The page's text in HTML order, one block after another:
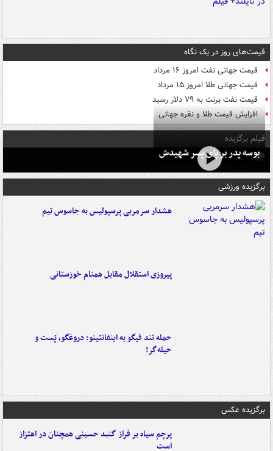
قیمت‌های روز در یک نگاه
قیمت جهانی نفت امروز ۱۶ مرداد
قیمت جهانی طلا امروز ۱۵ مرداد
قیمت نفت برنت به ۷۹ دلار رسید
افزایش قیمت طلا و نقره جهانی
فیلم برگزیده
بوسه‌ پدر بر پای پسر شهیدش
برگزیده ورزشی
هشدار سرمربی پرسپولیس به جاسوس تیم
پیروزی استقلال مقابل همنام خوزستانی
حمله تند فیگو به اینفانتینو: دروغگو، پَست‌ و
حیله‌گر!
برگزیده عکس
پرچم سیاه بر فراز گنبد حسینی همچنان در اهتزاز
است